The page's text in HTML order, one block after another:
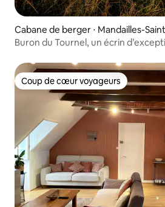
Cabane de berger ⋅ Mandailles-
Buron du Tournel, un écrin
Coup de cœur voyageurs
Coup de cœur voyageurs